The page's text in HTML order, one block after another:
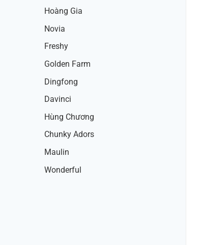
Hoàng Gia
Novia
Freshy
Golden Farm
Dingfong
Davinci
Hùng Chương
Chunky Adors
Maulin
Wonderful